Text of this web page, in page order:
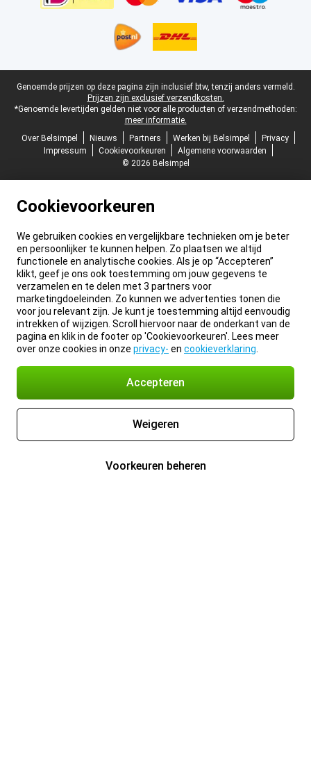
Juridische voettekst
Genoemde prijzen op deze pagina zijn inclusief btw, tenzij anders vermeld.
Prijzen zijn exclusief verzendkosten.
*Genoemde levertijden gelden niet voor alle producten of verzendmethoden:
meer informatie.
Over Belsimpel
Nieuws Partners Werken bij Belsimpel
Privacy
Impressum
Cookievoorkeuren
Algemene voorwaarden
© 2026 Belsimpel
Cookievoorkeuren
We gebruiken cookies en vergelijkbare technieken om je beter
en persoonlijker te kunnen helpen. Zo plaatsen we altijd
functionele en analytische cookies. Als je op “Accepteren”
klikt, geef je ons ook toestemming om jouw gegevens te
verzamelen en te delen met 3 partners voor
marketingdoeleinden. Zo kunnen we advertenties tonen die
voor jou relevant zijn. Je kunt je toestemming altijd eenvoudig
intrekken of wijzigen. Scroll hiervoor naar de onderkant van de
pagina en klik in de footer op 'Cookievoorkeuren'. Lees meer
over onze cookies in onze privacy- en cookieverklaring
Accepteren
Weigeren
Voorkeuren beheren